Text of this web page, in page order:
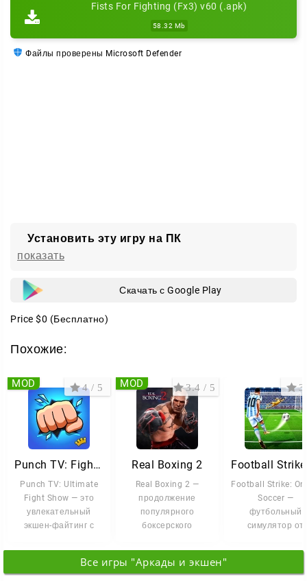
Fists For Fighting (Fx3) v60 (.apk)
58.32 Mb
Файлы проверены Microsoft Defender
Установить эту игру на ПК
показать
Скачать с Google Play
Price $0 (Бесплатно)
Похожие:
Punch TV: Fighting Game Show
Punch TV: Ultimate
Fight Show — это
увлекательный
экшен-файтинг с
командных боёв и
4 / 5
MOD
Real Boxing 2
Real Boxing 2 —
продолжение
популярного
боксерского
котором акцент
сделан на
3.4 / 5
MOD
Football Strike:
Soccer —
футбольный
симулятор от
решают
3
Все игры "Аркады и экшен"